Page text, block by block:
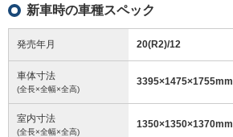
新車時の車種スペック
発売年月 20(R2)/12
車体寸法
(全長×全幅×全高)
3395×1475×1755mm
室内寸法
(全長×全幅×全高)
1350×1350×1370mm